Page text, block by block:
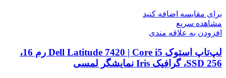
برای مقایسه اضافه کنید
مشاهده سریع
افزودن به علاقه مندی
لپ‌تاپ استوک Dell Latitude 7420 | Core i5 رم 16،
SSD 256، گرافیک Iris نمایشگر لمسی